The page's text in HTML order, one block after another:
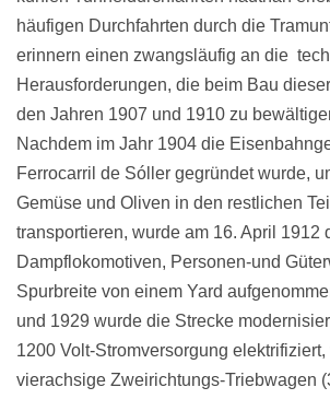
häufigen Durchfahrten durch die
erinnern einen zwangsläufig an die
Herausforderungen, die beim Bau
den Jahren 1907 und 1910 zu
Nachdem im Jahr 1904 die
Ferrocarril de Sóller gegründet wurde,
Gemüse und Oliven in den restlichen
transportieren, wurde am 16. April 1912
Dampflokomotiven, Personen-und
Spurbreite von einem Yard
und 1929 wurde die Strecke
1200 Volt-Stromversorgung elektrifiziert,
vierachsige Zweirichtungs-Triebwagen